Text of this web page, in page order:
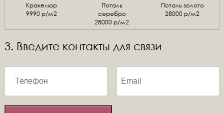
Кракелюр
9990 р/м2
Поталь
серебро
28000 р/м2
Поталь золото
28000 р/м2
3. Введите контакты для связи